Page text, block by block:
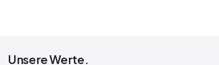
Unsere Werte.